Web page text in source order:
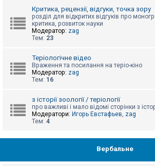
Критика, рецензії, відгуки, точка зору
розділ для відкритих відгуків про
критика, розвиток науки
Модератор: zag
Тем: 23
Теріологічне відео
Враження та посилання на теріо-кіно
Модератор: zag
Тем: 16
з історії зоології / теріології
про важливі і мало відомі сторінки з
Модератори: Игорь Евстафьев, zag
Тем: 4
Вербальне